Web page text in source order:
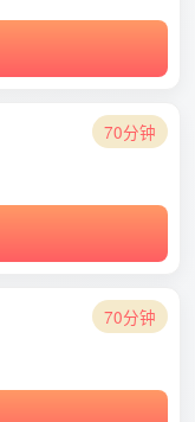
70分钟
70分钟